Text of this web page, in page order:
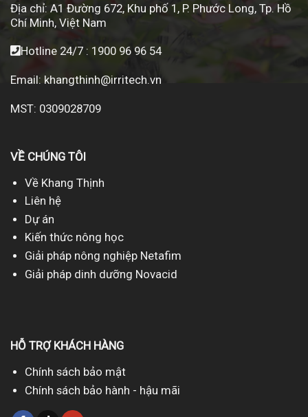
Địa chỉ: A1 Đường 672, Khu phố 1, P. Phước Long, Tp. Hồ
Chí Minh, Việt Nam
Hotline 24/7 : 1900 96 96 54
Email: khangthinh@irritech.vn
MST: 0309028709
VỀ CHÚNG TÔI
Về Khang Thịnh
Liên hệ
Dự án
Kiến thức nông học
Giải pháp nông nghiệp Netafim
Giải pháp dinh dưỡng Novacid
HỖ TRỢ KHÁCH HÀNG
Chính sách bảo mật
Chính sách bảo hành - hậu mãi